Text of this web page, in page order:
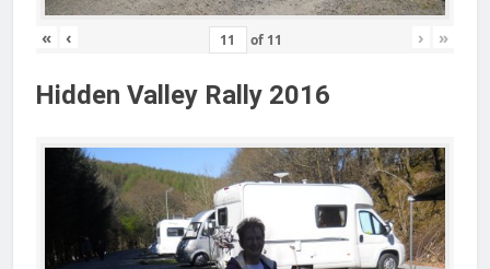
« ‹ of 11 › »
Hidden Valley Rally 2016